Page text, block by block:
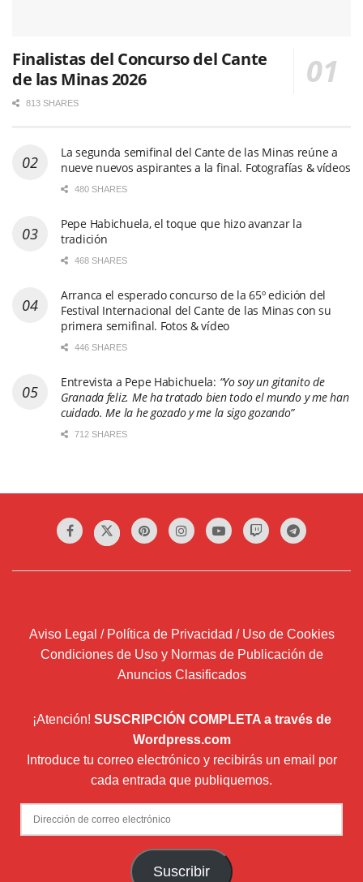
Finalistas del Concurso del Cante
de las Minas 2026
813 SHARES
La segunda semifinal del Cante de las Minas reúne a
nueve nuevos aspirantes a la final. Fotografías & vídeos
480 SHARES
Pepe Habichuela, el toque que hizo avanzar la
tradición
468 SHARES
Arranca el esperado concurso de la 65º edición del
Festival Internacional del Cante de las Minas con su
primera semifinal. Fotos & vídeo
446 SHARES
Entrevista a Pepe Habichuela: “Yo soy un gitanito de
Granada feliz. Me ha tratado bien todo el mundo y me han
cuidado. Me la he gozado y me la sigo gozando”
712 SHARES
Aviso Legal / Política de Privacidad / Uso de Cookies
Condiciones de Uso y Normas de Publicación de
Anuncios Clasificados
¡Atención! SUSCRIPCIÓN COMPLETA a través de
Wordpress.com
Introduce tu correo electrónico y recibirás un email por
cada entrada que publiquemos.
Dirección
de
Suscribir